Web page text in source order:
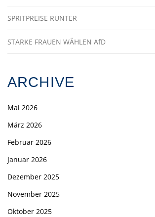
SPRITPREISE RUNTER
STARKE FRAUEN WÄHLEN AfD
ARCHIVE
Mai 2026
März 2026
Februar 2026
Januar 2026
Dezember 2025
November 2025
Oktober 2025